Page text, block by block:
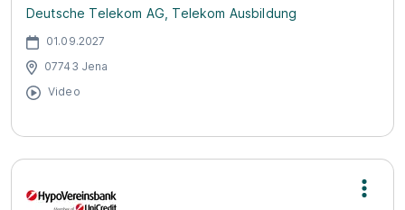
Deutsche Telekom AG, Telekom Ausbildung
01.09.2027
07743 Jena
Video